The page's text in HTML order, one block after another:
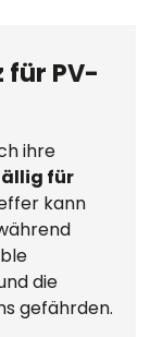
PV-
ihre
für
kann
die
gefährden.